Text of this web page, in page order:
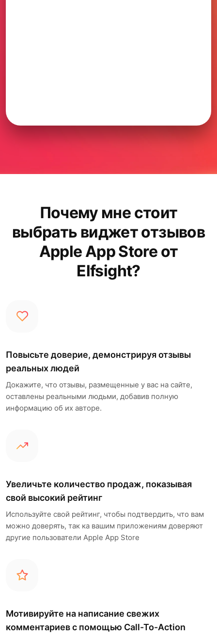
Почему мне стоит
выбрать виджет отзывов
Apple App Store от
Elfsight?
Повысьте доверие, демонстрируя отзывы
реальных людей
Докажите, что отзывы, размещенные у вас на сайте,
оставлены реальными людьми, добавив полную
информацию об их авторе.
Увеличьте количество продаж, показывая
свой высокий рейтинг
Используйте свой рейтинг, чтобы подтвердить, что вам
можно доверять, так ка вашим приложениям доверяют
другие пользователи Apple App Store
Мотивируйте на написание свежих
комментариев с помощью Call-To-Action